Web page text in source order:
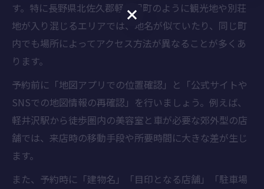
す。特に長野県北佐久郡軽井沢町のように観光地や別荘
地が入り混じるエリアでは、地名が似ていたり、同じ町
内でも場所によってアクセス方法が異なることが多くあ
ります。
予約前に「地図アプリでの位置確認」と「公式サイトや
SNSでの地図情報の再確認」を行いましょう。例えば、
軽井沢駅から徒歩圏内の美容室と車が必要な郊外型の店
舗では、来店時の移動手段や所要時間に大きな差が生じ
ます。
また、予約時に「建物名」「目印となる店舗」「駐車場
ご予約はこちら